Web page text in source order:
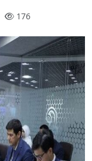
176